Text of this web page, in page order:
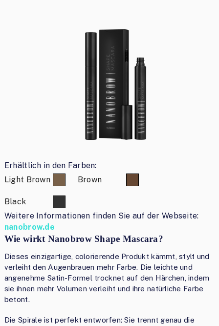
Erhältlich in den Farben:
Light Brown
Brown
Black
Weitere Informationen finden Sie auf der Webseite:
nanobrow.de
Wie wirkt Nanobrow Shape Mascara?
Dieses einzigartige, colorierende Produkt kämmt, stylt und
verleiht den Augenbrauen mehr Farbe. Die leichte und
angenehme Satin-Formel trocknet auf den Härchen, indem
sie ihnen mehr Volumen verleiht und ihre natürliche Farbe
betont.
Die Spirale ist perfekt entworfen: Sie trennt genau die